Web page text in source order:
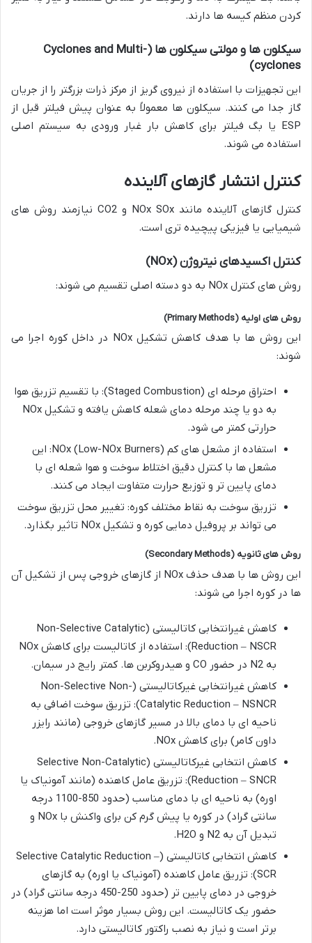
کردن منظم کیسه ها دارند.
سیکلونها ومولتیسیکلونها (Cyclones and Multi-
cyclones)
این تجهیزات با استفاده از نیروی گریز از مرکز ذرات بزرگتر را از جریان
گاز جدا می کنند. سیکلون ها معمولاً به عنوان پیش فیلتر قبل از
ESP یا بگ فیلتر برای کاهش بار غبار ورودی به سیستم اصلی
استفاده می شوند.
کنترل انتشار گازهای آلاینده
کنترل گازهای آلاینده مانند NOx SOx و CO2 نیازمند روش های
شیمیایی یا فیزیکی پیچیده تری است.
کنترلاکسیدهاینیتروژن(NOx)
روش های کنترل NOx به دو دسته اصلی تقسیم می شوند:
روش های اولیه (Primary Methods)
این روش ها با هدف کاهش تشکیل NOx در داخل کوره اجرا می
شوند:
احتراق مرحله ای (Staged Combustion): با تقسیم تزریق هوا
به دو یا چند مرحله دمای شعله کاهش یافته و تشکیل NOx
حرارتی کمتر می شود.
استفاده از مشعل های کم NOx (Low-NOx Burners): این
مشعل ها با کنترل دقیق اختلاط سوخت و هوا شعله ای با
دمای پایین تر و توزیع حرارت متفاوت ایجاد می کنند.
تزریق سوخت به نقاط مختلف کوره: تغییر محل تزریق سوخت
می تواند بر پروفیل دمایی کوره و تشکیل NOx تاثیر بگذارد.
روش های ثانویه (Secondary Methods)
این روش ها با هدف حذف NOx از گازهای خروجی پس از تشکیل آن
ها در کوره اجرا می شوند:
کاهش غیرانتخابی کاتالیستی (Non-Selective Catalytic
Reduction – NSCR): استفاده از کاتالیست برای کاهش NOx
به N2 در حضور CO و هیدروکربن ها. کمتر رایج در سیمان.
کاهش غیرانتخابی غیرکاتالیستی (Non-Selective Non-
Catalytic Reduction – NSNCR): تزریق سوخت اضافی به
ناحیه ای با دمای بالا در مسیر گازهای خروجی (مانند رایزر
داون کامر) برای کاهش NOx.
کاهش انتخابی غیرکاتالیستی (Selective Non-Catalytic
Reduction – SNCR): تزریق عامل کاهنده (مانند آمونیاک یا
اوره) به ناحیه ای با دمای مناسب (حدود 850-1100 درجه
سانتی گراد) در کوره یا پیش گرم کن برای واکنش با NOx و
تبدیل آن به N2 و H2O.
کاهش انتخابی کاتالیستی (Selective Catalytic Reduction –
SCR): تزریق عامل کاهنده (آمونیاک یا اوره) به گازهای
خروجی در دمای پایین تر (حدود 250-450 درجه سانتی گراد) در
حضور یک کاتالیست. این روش بسیار موثر است اما هزینه
برتر است و نیاز به نصب راکتور کاتالیستی دارد.